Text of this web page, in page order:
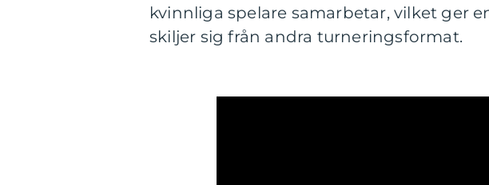
kvinnliga spelare samarbetar, vilket ger
skiljer sig från andra turneringsformat.